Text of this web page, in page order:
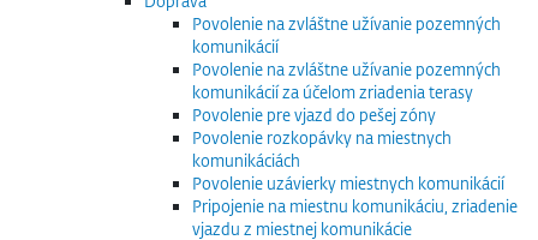
Povolenie na zvláštne užívanie pozemných
komunikácií
Povolenie na zvláštne užívanie pozemných
komunikácií za účelom zriadenia terasy
Povolenie pre vjazd do pešej zóny
Povolenie rozkopávky na miestnych
komunikáciách
Povolenie uzávierky miestnych komunikácií
Pripojenie na miestnu komunikáciu, zriadenie
vjazdu z miestnej komunikácie